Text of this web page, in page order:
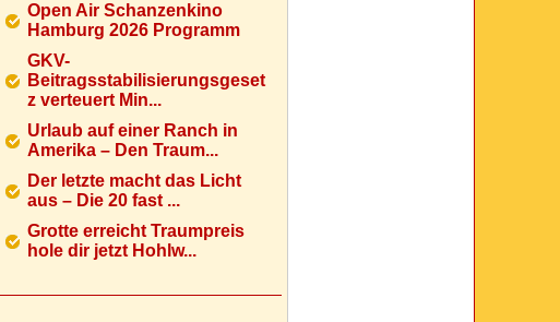
Open Air Schanzenkino
Hamburg 2026 Programm
GKV-
Beitragsstabilisierungsgeset
z verteuert Min...
Urlaub auf einer Ranch in
Amerika – Den Traum...
Der letzte macht das Licht
aus – Die 20 fast ...
Grotte erreicht Traumpreis
hole dir jetzt Hohlw...